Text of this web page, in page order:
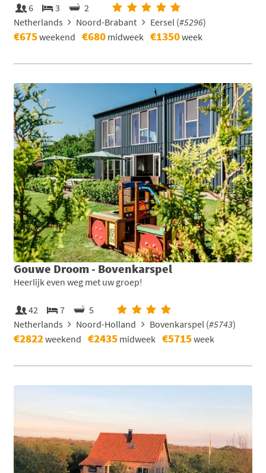
6 3
2
Netherlands
Noord-Brabant Eersel (#5296)
€675weekend €680 midweek €1350week
Gouwe Droom - Bovenkarspel
Heerlijk even weg met uw groep!
42 7
5
Netherlands
Noord-Holland Bovenkarspel (#5743)
€2822weekend €2435 midweek €5715week